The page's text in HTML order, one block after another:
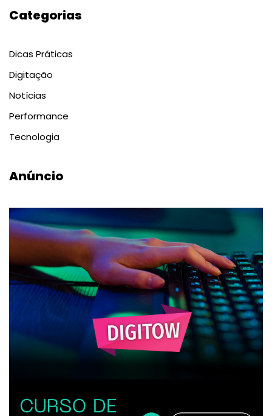
Categorias
Dicas Práticas
Digitação
Notícias
Performance
Tecnologia
Anúncio